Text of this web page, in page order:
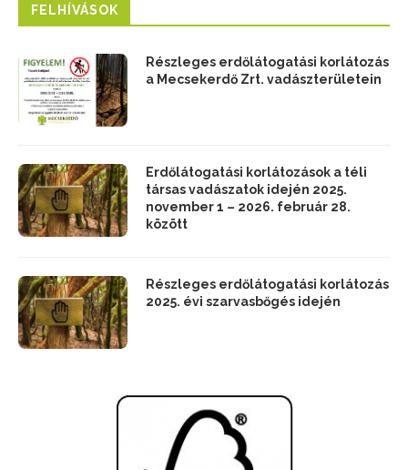
FELHÍVÁSOK
a Mecsekerdő Zrt. vadászterületein
társas vadászatok idején 2025.
november 1 – 2026. február 28.
között